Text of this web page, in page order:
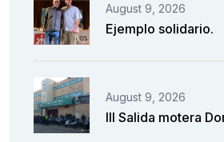
August 9, 2026
Ejemplo solidario.
August 9, 2026
III Salida motera